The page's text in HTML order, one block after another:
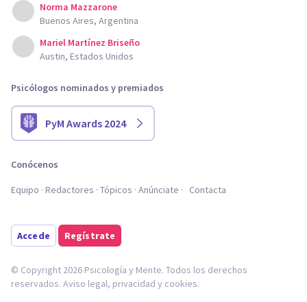
Norma Mazzarone
Buenos Aires, Argentina
Mariel Martínez Briseño
Austin, Estados Unidos
Psicólogos nominados y premiados
PyM Awards 2024
Conócenos
Equipo Redactores Tópicos Anúnciate Contacta
Accede Regístrate
© Copyright 2026 Psicología y Mente. Todos los derechos
reservados. Aviso legal, privacidad y cookies.